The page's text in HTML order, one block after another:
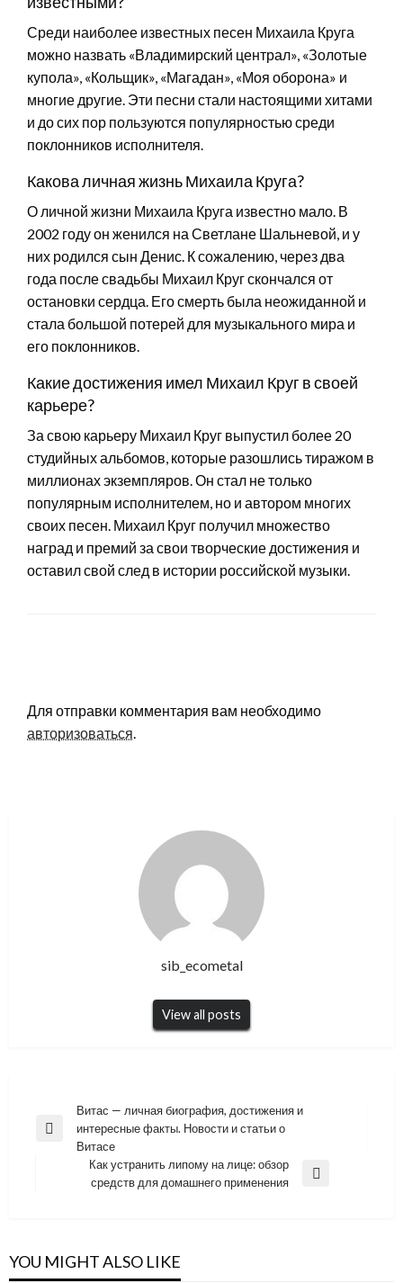
Среди наиболее известных песен Михаила Круга
можно назвать «Владимирский централ», «Золотые
купола», «Кольщик», «Магадан», «Моя оборона» и
многие другие. Эти песни стали настоящими хитами
и до сих пор пользуются популярностью среди
поклонников исполнителя.
Какова личная жизнь Михаила Круга?
О личной жизни Михаила Круга известно мало. В
2002 году он женился на Светлане Шальневой, и у
них родился сын Денис. К сожалению, через два
года после свадьбы Михаил Круг скончался от
остановки сердца. Его смерть была неожиданной и
стала большой потерей для музыкального мира и
его поклонников.
Какие достижения имел Михаил Круг в своей
карьере?
За свою карьеру Михаил Круг выпустил более 20
студийных альбомов, которые разошлись тиражом в
миллионах экземпляров. Он стал не только
популярным исполнителем, но и автором многих
своих песен. Михаил Круг получил множество
наград и премий за свои творческие достижения и
оставил свой след в истории российской музыки.
Для отправки комментария вам необходимо
авторизоваться.
sib_ecometal
View all posts
Навигация
по
записям
Previous
Витас — личная биография, достижения и
интересные факты. Новости и статьи о
Витасе
Как устранить липому на лице: обзор
средств для домашнего применения
YOU MIGHT ALSO LIKE